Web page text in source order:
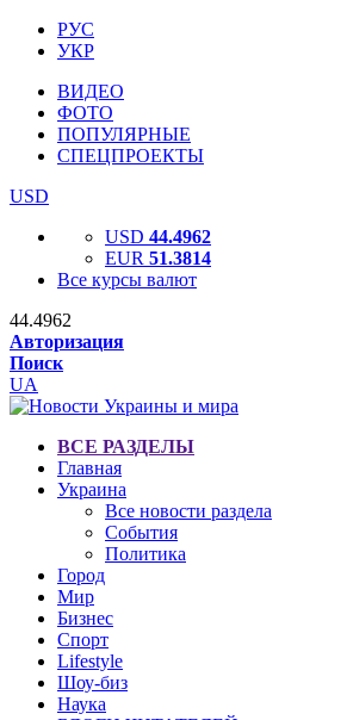
РУС
УКР
ВИДЕО
ФОТО
ПОПУЛЯРНЫЕ
СПЕЦПРОЕКТЫ
USD
USD 44.4962
EUR 51.3814
Все курсы валют
44.4962
Авторизация
Поиск
UA
ВСЕ РАЗДЕЛЫ
Главная
Украина
Все новости раздела
События
Политика
Город
Мир
Бизнес
Спорт
Lifestyle
Шоу-биз
Наука